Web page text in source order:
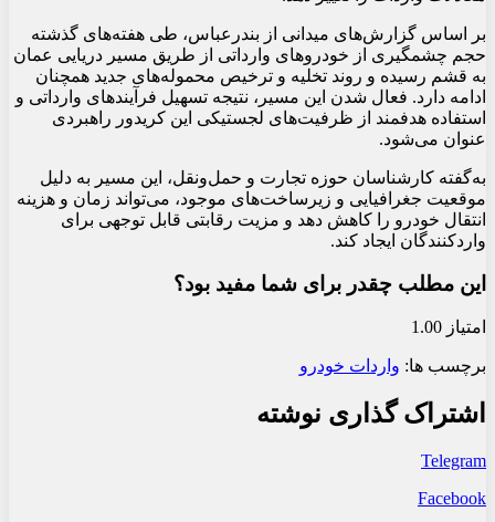
بر اساس گزارش‌های میدانی از بندرعباس، طی هفته‌های گذشته
حجم چشمگیری از خودروهای وارداتی از طریق مسیر دریایی عمان
به قشم رسیده و روند تخلیه و ترخیص محموله‌های جدید همچنان
ادامه دارد. فعال شدن این مسیر، نتیجه تسهیل فرآیندهای وارداتی و
استفاده هدفمند از ظرفیت‌های لجستیکی این کریدور راهبردی
عنوان می‌شود.
به‌گفته کارشناسان حوزه تجارت و حمل‌ونقل، این مسیر به دلیل
موقعیت جغرافیایی و زیرساخت‌های موجود، می‌تواند زمان و هزینه
انتقال خودرو را کاهش دهد و مزیت رقابتی قابل توجهی برای
واردکنندگان ایجاد کند.
این مطلب چقدر برای شما مفید بود؟
امتیاز 1.00
برچسب ها: واردات خودرو
اشتراک گذاری نوشته
Telegram
Facebook